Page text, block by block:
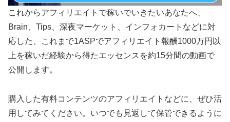
これからアフィリエイトで稼いでいきたいあなたへ、
Brain、Tips、深夜マーケット、インフォカートなどに対
応した、これまで1ASPでアフィリエイト報酬1000万円以
上を稼いだ経験から得たエッセンスを約15分間の動画で
公開します。
購入した有料コンテンツのアフィリエイトなどに、ぜひ活
用してみてください。いつでも見返して保管できるように